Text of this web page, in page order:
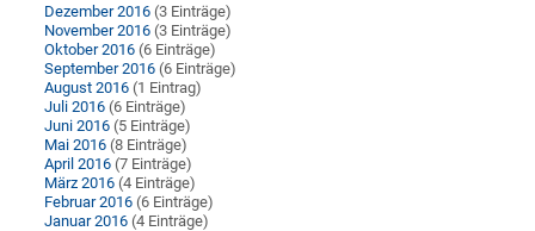
Dezember 2016 (3 Einträge)
November 2016 (3 Einträge)
Oktober 2016 (6 Einträge)
September 2016 (6 Einträge)
August 2016 (1 Eintrag)
Juli 2016 (6 Einträge)
Juni 2016 (5 Einträge)
Mai 2016 (8 Einträge)
April 2016 (7 Einträge)
März 2016 (4 Einträge)
Februar 2016 (6 Einträge)
Januar 2016 (4 Einträge)